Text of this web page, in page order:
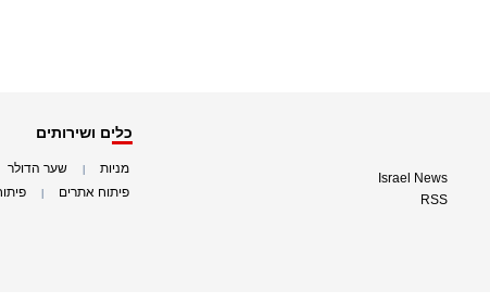
Israel News
RSS
כלים ושירותים
מניות שער הדולר
פיתוח אתרים